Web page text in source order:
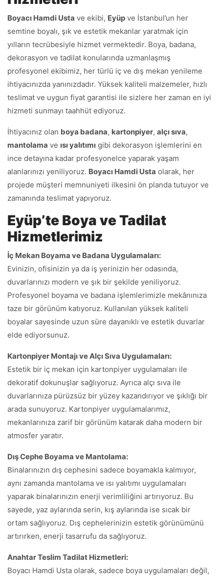
Boyacı Hamdi Usta ve ekibi, Eyüp ve İstanbul’un her
semtine boyalı, şık ve estetik mekanlar yaratmak için
yılların tecrübesiyle hizmet vermektedir. Boya, badana,
dekorasyon ve tadilat konularında uzmanlaşmış
profesyonel ekibimiz, her türlü iç ve dış mekan yenileme
ihtiyacınızda yanınızdadır. Yüksek kaliteli malzemeler, hızlı
teslimat ve uygun fiyat garantisi ile sizlere her zaman en iyi
hizmeti sunmayı taahhüt ediyoruz.
İhtiyacınız olan boya badana, kartonpiyer, alçı sıva,
mantolama ve ısı yalıtımı gibi dekorasyon işlemlerini en
ince detayına kadar profesyonelce yaparak yaşam
alanlarınızı yeniliyoruz. Boyacı Hamdi Usta olarak, her
projede müşteri memnuniyeti ilkesini ön planda tutuyor ve
zamanında teslimat yapıyoruz.
Eyüp’te Boya ve Tadilat
Hizmetlerimiz
İç Mekan Boyama ve Badana Uygulamaları:
Evinizin, ofisinizin ya da iş yerinizin her odasında,
duvarlarınızı modern ve şık bir şekilde yeniliyoruz.
Profesyonel boyama ve badana işlemlerimizle mekânınıza
taze bir görünüm katıyoruz. Kullanılan yüksek kaliteli
boyalar sayesinde uzun süre dayanıklı ve estetik duvarlar
elde ediyorsunuz.
Kartonpiyer Montajı ve Alçı Sıva Uygulamaları:
Estetik bir iç mekan için kartonpiyer uygulamaları ile
dekoratif dokunuşlar sağlıyoruz. Ayrıca alçı sıva ile
duvarlarınıza pürüzsüz bir yüzey kazandırıyor ve şıklığı bir
arada sunuyoruz. Kartonpiyer uygulamalarımız,
mekanlarınıza zarif bir görünüm katarak daha modern bir
atmosfer yaratır.
Dış Cephe Boyama ve Mantolama:
Binalarınızın dış cephesini sadece boyamakla kalmıyor,
aynı zamanda mantolama ve ısı yalıtımı uygulamaları
yaparak binalarınızın enerji verimliliğini artırıyoruz. Bu
sayede, yaz aylarında serin, kış aylarında ise sıcak bir
ortam sağlıyoruz. Dış cephelerinizin estetik görünümünü
artırırken, enerji tasarrufu da sağlıyoruz.
Anahtar Teslim Tadilat Hizmetleri:
Boyacı Hamdi Usta olarak, sadece boya uygulamaları değil,